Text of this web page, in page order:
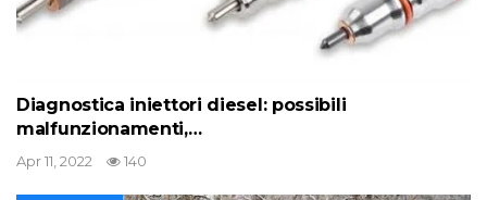
Diagnostica iniettori diesel: possibili
malfunzionamenti,…
Apr 11, 2022 140